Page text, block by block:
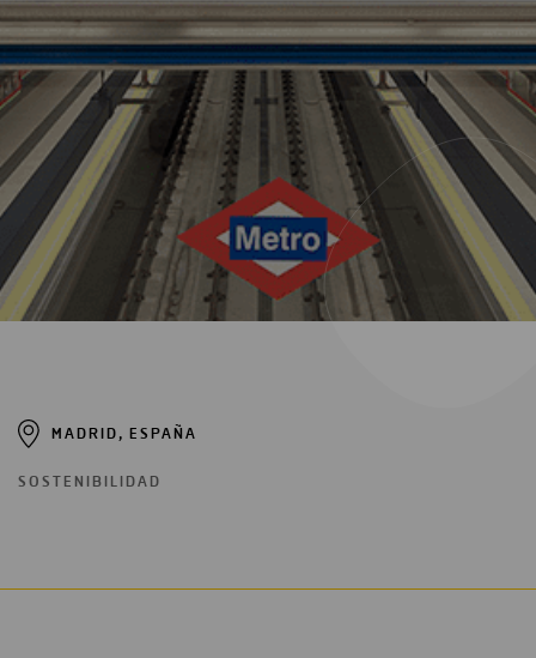
MADRID, ESPAÑA
SOSTENIBILIDAD